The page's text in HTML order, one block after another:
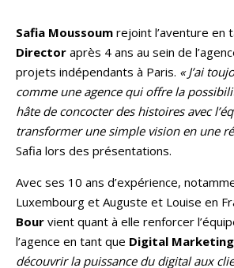
Safia Moussoum rejoint l’aventure en
Director après 4 ans au sein de
projets indépendants à Paris. « J’ai
comme une agence qui offre la
hâte de concocter des histoires avec
transformer une simple vision en une
Safia lors des présentations.
Avec ses 10 ans d’expérience,
Luxembourg et Auguste et Louise en
Bour vient quant à elle renforcer
l’agence en tant que Digital
découvrir la puissance du digital aux